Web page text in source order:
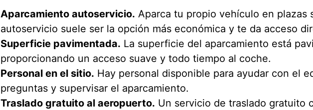
Aparcamiento autoservicio. Aparca tu propio vehículo en plazas
autoservicio suele ser la opción más económica y te da acceso
Superficie pavimentada. La superficie del aparcamiento está
proporcionando un acceso suave y todo tiempo al coche.
Personal en el sitio. Hay personal disponible para ayudar con el
preguntas y supervisar el aparcamiento.
Traslado gratuito al aeropuerto. Un servicio de traslado gratuito